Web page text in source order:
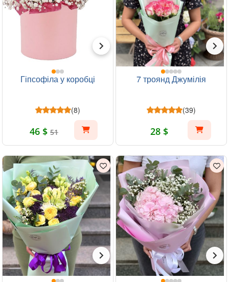
Гіпсофіла у коробці
(8)
46 $ 51
7 троянд Джумілія
(39)
28 $